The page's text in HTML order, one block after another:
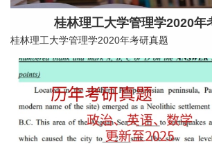
桂林理工大学管理学2020年
桂林理工大学管理学2020年考研真题